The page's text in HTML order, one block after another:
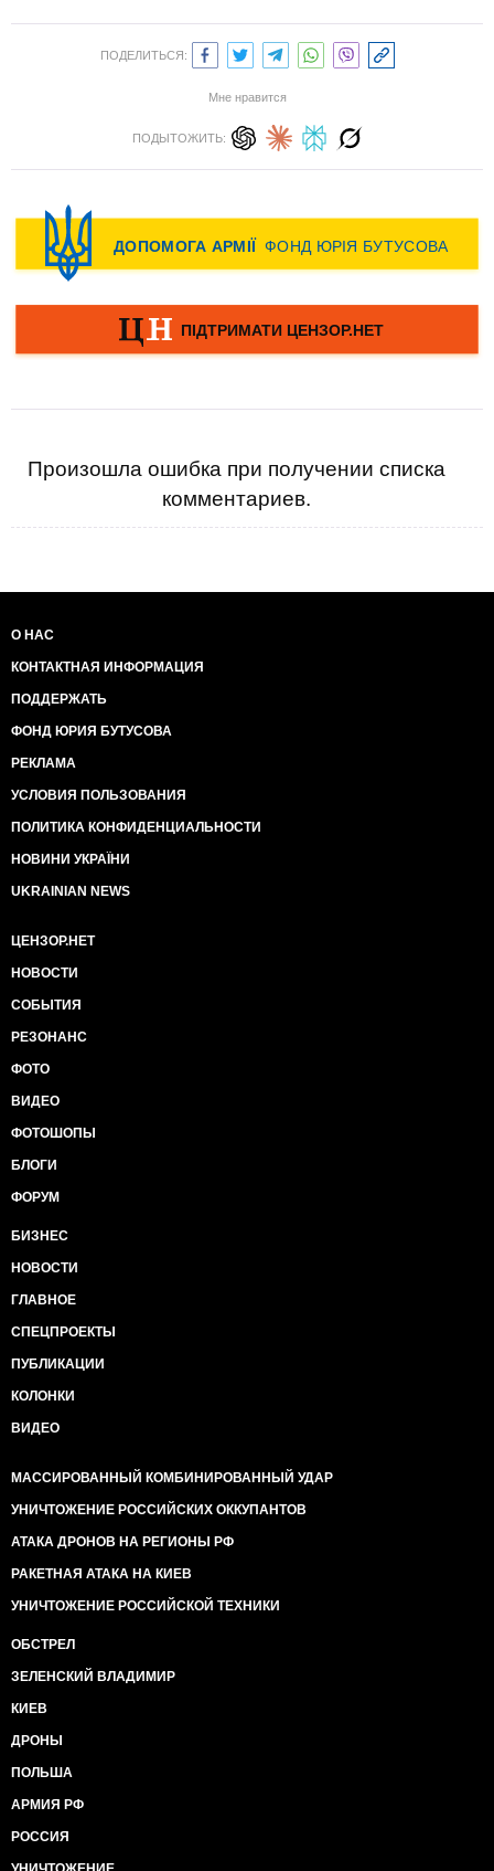
ПОДЕЛИТЬСЯ:
Мне нравится
ПОДЫТОЖИТЬ:
Произошла ошибка при получении списка
комментариев.
О НАС
КОНТАКТНАЯ ИНФОРМАЦИЯ
ПОДДЕРЖАТЬ
ФОНД ЮРИЯ БУТУСОВА
РЕКЛАМА
УСЛОВИЯ ПОЛЬЗОВАНИЯ
ПОЛИТИКА КОНФИДЕНЦИАЛЬНОСТИ
НОВИНИ УКРАЇНИ
UKRAINIAN NEWS
ЦЕНЗОР.НЕТ
НОВОСТИ
СОБЫТИЯ
РЕЗОНАНС
ФОТО
ВИДЕО
ФОТОШОПЫ
БЛОГИ
ФОРУМ
БИЗНЕС
НОВОСТИ
ГЛАВНОЕ
СПЕЦПРОЕКТЫ
ПУБЛИКАЦИИ
КОЛОНКИ
ВИДЕО
МАССИРОВАННЫЙ КОМБИНИРОВАННЫЙ УДАР
УНИЧТОЖЕНИЕ РОССИЙСКИХ ОККУПАНТОВ
АТАКА ДРОНОВ НА РЕГИОНЫ РФ
РАКЕТНАЯ АТАКА НА КИЕВ
УНИЧТОЖЕНИЕ РОССИЙСКОЙ ТЕХНИКИ
ОБСТРЕЛ
ЗЕЛЕНСКИЙ ВЛАДИМИР
КИЕВ
ДРОНЫ
ПОЛЬША
АРМИЯ РФ
РОССИЯ